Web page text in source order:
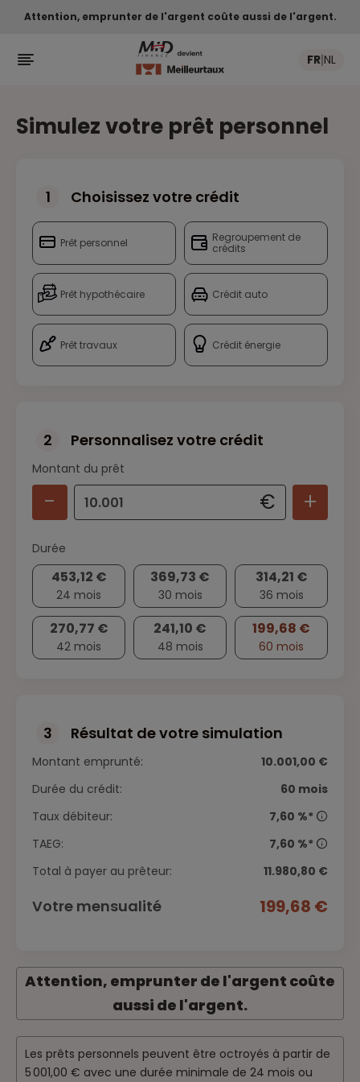
Attention, emprunter de l'argent coûte aussi de l'argent.
 FR NL
Simulez votre prêt personnel
1 Choisissez votre crédit
Prêt personnel
Regroupement de
crédits
Prêt hypothécaire Crédit auto
Prêt travaux Crédit énergie
2 Personnalisez votre crédit
Montant du prêt
- € +
Durée
453,12 €
24 mois
369,73 €
30 mois
314,21 €
36 mois
270,77 €
42 mois
241,10 €
48 mois
199,68 €
60 mois
3 Résultat de votre simulation
Montant emprunté:
10.001,00 €
Durée du crédit:
60 mois
Taux débiteur:
7,60 %*
TAEG:
7,60 %*
Total à payer au prêteur:
11.980,80 €
Votre mensualité 199,68 €
Attention, emprunter de l'argent coûte
aussi de l'argent.
Les prêts personnels peuvent être octroyés à partir de
5 001,00 € avec une durée minimale de 24 mois ou